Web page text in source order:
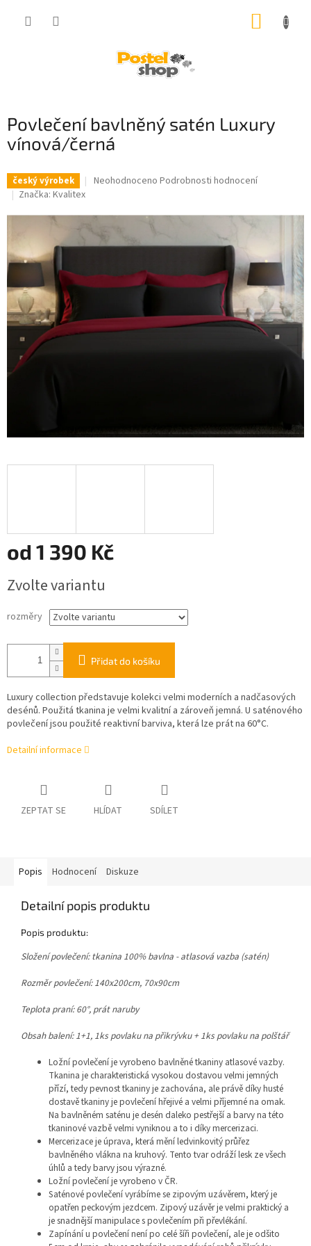
Povlečení bavlněný satén Luxury
vínová/černá
český výrobek
Průměrné
je
0,0
z
hvězdiček.
Neohodnoceno Podrobnosti hodnocení
Značka: Kvalitex
od 1 390 Kč
cena:
Zvolte variantu
rozměry
Přidat do košíku
Luxury collection představuje kolekci velmi moderních a nadčasových
desénů. Použitá tkanina je velmi kvalitní a zároveň jemná. U saténového
povlečení jsou použité reaktivní barviva, která lze prát na 60°C.
Detailní informace
ZEPTAT SE HLÍDAT SDÍLET
Popis Hodnocení Diskuze
Detailní popis produktu
Popis produktu:
Složení povlečení: tkanina 100% bavlna - atlasová vazba (satén)
Rozměr povlečení: 140x200cm, 70x90cm
Teplota praní: 60°, prát naruby
Obsah balení: 1+1, 1ks povlaku na přikrývku + 1ks povlaku na polštář
Ložní povlečení je vyrobeno bavlněné tkaniny atlasové vazby.
Tkanina je charakteristická vysokou dostavou velmi jemných
přízí, tedy pevnost tkaniny je zachována, ale právě díky husté
dostavě tkaniny je povlečení hřejivé a velmi příjemné na omak.
Na bavlněném saténu je desén daleko pestřejší a barvy na této
tkaninové vazbě velmi vyniknou a to i díky mercerizaci.
Mercerizace je úprava, která mění ledvinkovitý průřez
bavlněného vlákna na kruhový. Tento tvar odráží lesk ze všech
úhlů a tedy barvy jsou výrazné.
Ložní povlečení je vyrobeno v ČR.
Saténové povlečení vyrábíme se zipovým uzávěrem, který je
opatřen peckovým jezdcem. Zipový uzávěr je velmi praktický a
je snadnější manipulace s povlečením při převlékání.
Zapínání u povlečení není po celé šíři povlečení, ale je odšito